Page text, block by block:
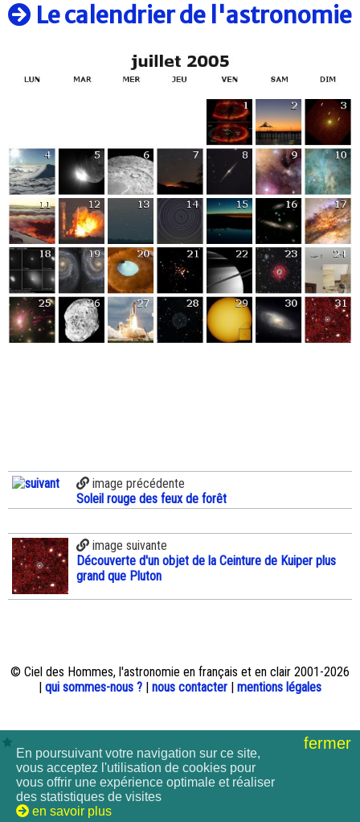
Le calendrier de l'astronomie
image précédente
Soleil rouge des feux de forêt
image suivante
Découverte d'un objet de la Ceinture de Kuiper plus
grand que Pluton
© Ciel des Hommes, l'astronomie en français et en clair 2001-2026
qui sommes-nous ? nous contacter mentions légales
fermer
En poursuivant votre navigation sur ce site,
vous acceptez l'utilisation de cookies pour
vous offrir une expérience optimale et réaliser
des statistiques de visites
en savoir plus